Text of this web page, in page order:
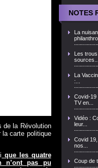
NOTES
La
Les
sources...
La
:...
Covid-19
TV en...
Vidéo :
leur...
Covid
nos...
Coup de
de la Révolution
la carte politique
que les quatre
n’ont pas pu